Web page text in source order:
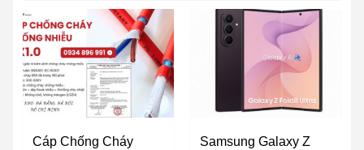
Cáp Chống Cháy
Samsung Galaxy Z